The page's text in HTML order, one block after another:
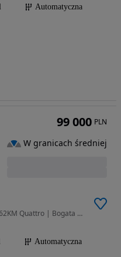
Automatyczna
2967 cm3 • 262 KM • Audi A8 3.0 TDI 262KM Quattro | Bogata wersja wyposażenia | CarPlay
Automatyczna
99 000 PLN
W granicach średniej